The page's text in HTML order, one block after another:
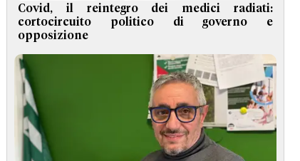
Covid, il reintegro dei medici radiati:
cortocircuito politico di governo e
opposizione